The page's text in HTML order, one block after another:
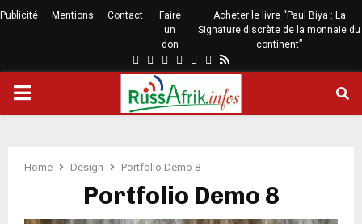
Publicité Mentions Contact
Faire
un
don
Acheter le livre “Paul Biya : La
Signature discrète de la monnaie du
continent”
Home Design Portfolio Demo 8
Portfolio Demo 8